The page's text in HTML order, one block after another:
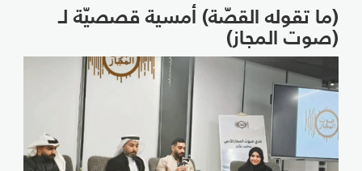
(ما تقوله القصّة) أمسية قصصيّة لـ
(صوت المجاز)